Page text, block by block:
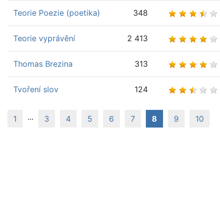
Teorie Poezie (poetika) 348
Teorie vyprávění 2 413
Thomas Brezina 313
Tvoření slov 124
1 ... 3 4 5 6 7 8 (aktuální)
9 10